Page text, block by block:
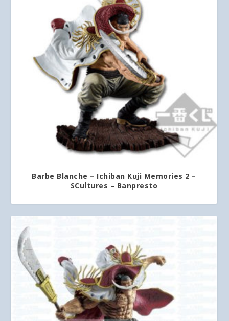
Barbe Blanche – Ichiban Kuji Memories 2 –
SCultures – Banpresto